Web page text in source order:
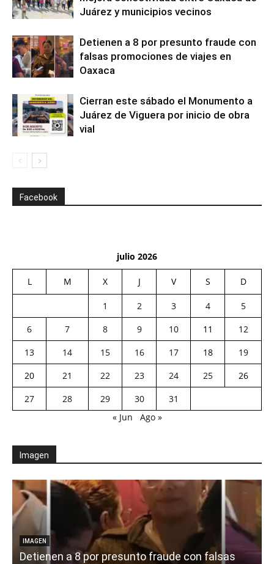
Juárez y municipios vecinos
Detienen a 8 por presunto fraude con
falsas promociones de viajes en
Oaxaca
Cierran este sábado el Monumento a
Juárez de Viguera por inicio de obra
vial
Facebook
julio 2026
L M X J V S D
1 2 3 4
5
6
7 8 9 10 11
12
13
14 15 16 17 18
19
20
21 22 23 24 25
26
27
28 29 30
31
« Jun
Ago »
Imagen
IMAGEN
Detienen a 8 por presunto fraude con falsas